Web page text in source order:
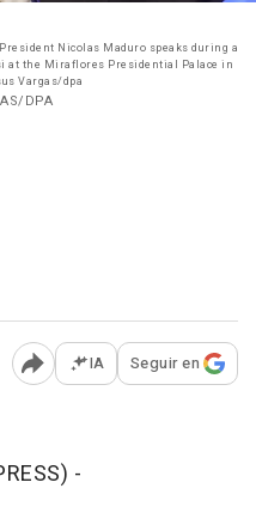
Nicolas Maduro speaks during a
at the Miraflores Presidential Palace in
Vargas/dpa
DPA
Abrir opciones para
IA Seguir en
-